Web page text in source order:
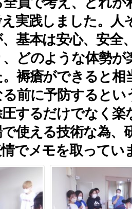
実践しました。人
基本は安心、安全
どのような体勢が
褥瘡ができると相
前に予防するとい
するだけでなく楽
使える技術な為、
でメモを取ってい